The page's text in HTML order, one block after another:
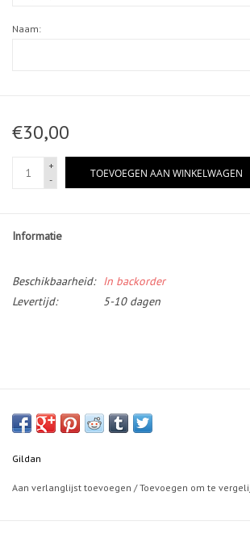
Naam:
€30,00
+
-
TOEVOEGEN AAN WINKELWAGEN
Informatie
Beschikbaarheid:
In backorder
Levertijd:
5-10 dagen
Gildan
Aan verlanglijst toevoegen /Toevoegen om te